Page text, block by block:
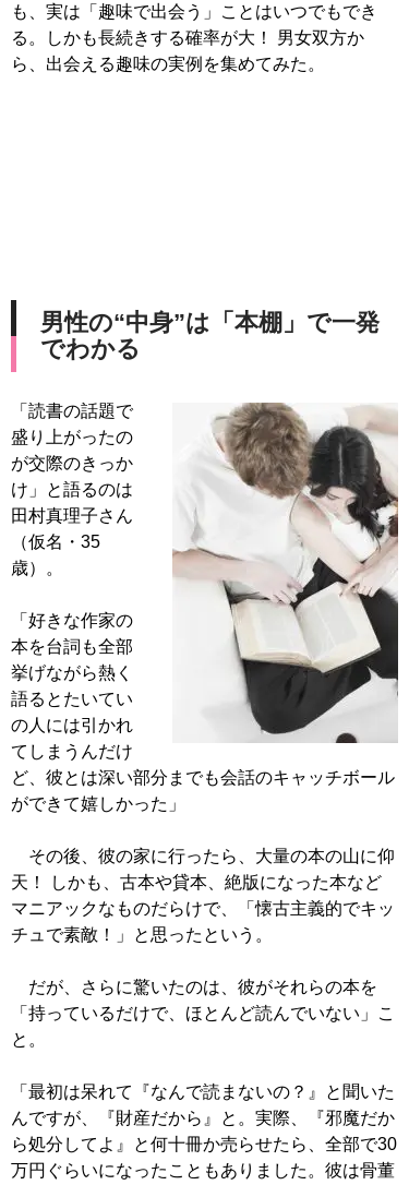
も、実は「趣味で出会う」ことはいつでもでき
る。しかも長続きする確率が大！ 男女双方か
ら、出会える趣味の実例を集めてみた。
男性の“中身”は「本棚」で一発
でわかる
「読書の話題で
盛り上がったの
が交際のきっか
け」と語るのは
田村真理子さん
（仮名・35
歳）。
「好きな作家の
本を台詞も全部
挙げながら熱く
語るとたいてい
の人には引かれ
てしまうんだけ
ど、彼とは深い部分までも会話のキャッチボール
ができて嬉しかった」
その後、彼の家に行ったら、大量の本の山に仰
天！ しかも、古本や貸本、絶版になった本など
マニアックなものだらけで、「懐古主義的でキッ
チュで素敵！」と思ったという。
だが、さらに驚いたのは、彼がそれらの本を
「持っているだけで、ほとんど読んでいない」こ
と。
「最初は呆れて『なんで読まないの？』と聞いた
んですが、『財産だから』と。実際、『邪魔だか
ら処分してよ』と何十冊か売らせたら、全部で30
万円ぐらいになったこともありました。彼は骨董